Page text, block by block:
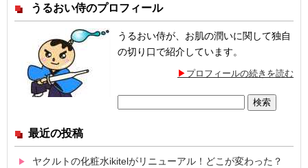
うるおい侍のプロフィール
うるおい侍が、お肌の潤いに関して独自
の切り口で紹介しています。
プロフィールの続きを読む
最近の投稿
ヤクルトの化粧水ikitelがリニューアル！どこが変わった？